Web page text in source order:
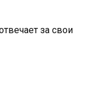
за свои